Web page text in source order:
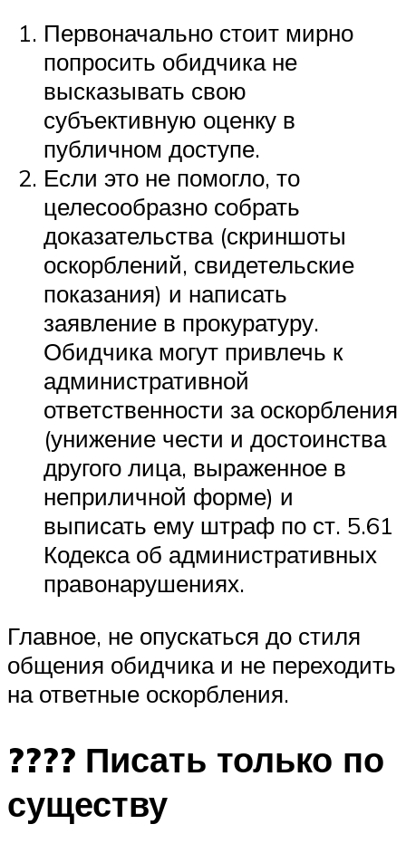
Первоначально стоит мирно
попросить обидчика не
высказывать свою
субъективную оценку в
публичном доступе.
Если это не помогло, то
целесообразно собрать
доказательства (скриншоты
оскорблений, свидетельские
показания) и написать
заявление в прокуратуру.
Обидчика могут привлечь к
административной
ответственности за оскорбления
(унижение чести и достоинства
другого лица, выраженное в
неприличной форме) и
выписать ему штраф по ст. 5.61
Кодекса об административных
правонарушениях.
Главное, не опускаться до стиля
общения обидчика и не переходить
на ответные оскорбления.
???? Писать только по
существу